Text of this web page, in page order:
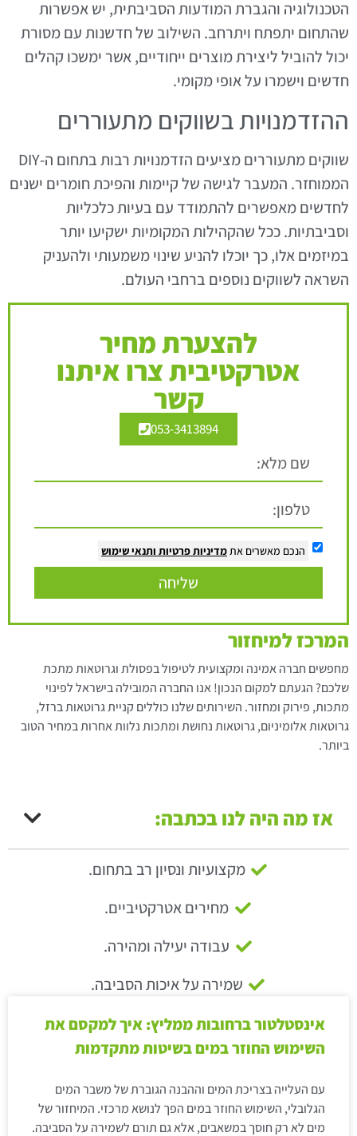
הטכנולוגיה והגברת המודעות הסביבתית, יש אפשרות
שהתחום יתפתח ויתרחב. השילוב של חדשנות עם מסורת
יכול להוביל ליצירת מוצרים ייחודיים, אשר ימשכו קהלים
חדשים וישמרו על אופי מקומי.
ההזדמנויות בשווקים מתעוררים
שווקים מתעוררים מציעים הזדמנויות רבות בתחום ה-DIY
הממוחזר. המעבר לגישה של קיימות והפיכת חומרים ישנים
לחדשים מאפשרים להתמודד עם בעיות כלכליות
וסביבתיות. ככל שהקהילות המקומיות ישקיעו יותר
במיזמים אלו, כך יוכלו להניע שינוי משמעותי ולהעניק
השראה לשווקים נוספים ברחבי העולם.
להצערת מחיר
אטרקטיבית צרו איתנו
קשר
053-3413894
הנכם מאשרים אתמדיניות פרטיות ותנאי שימוש
שליחה
המרכז למיחזור
מחפשים חברה אמינה ומקצועית לטיפול בפסולת וגרוטאות מתכת
שלכם? הגעתם למקום הנכון! אנו החברה המובילה בישראל לפינוי
מתכות, פירוק ומחזור. השירותים שלנו כוללים קניית גרוטאות ברזל,
גרוטאות אלומיניום, גרוטאות נחושת ומתכות נלוות אחרות במחיר הטוב
ביותר.
אז מה היה לנו בכתבה:
מקצועיות ונסיון רב בתחום.
מחירים אטרקטיביים.
עבודה יעילה ומהירה.
שמירה על איכות הסביבה.
אינסטלטור ברחובות ממליץ: איך למקסם את
השימוש החוזר במים בשיטות מתקדמות
עם העלייה בצריכת המים וההבנה הגוברת של משבר המים
הגלובלי, השימוש החוזר במים הפך לנושא מרכזי. המיחזור של
מים לא רק חוסך במשאבים, אלא גם תורם לשמירה על הסביבה.